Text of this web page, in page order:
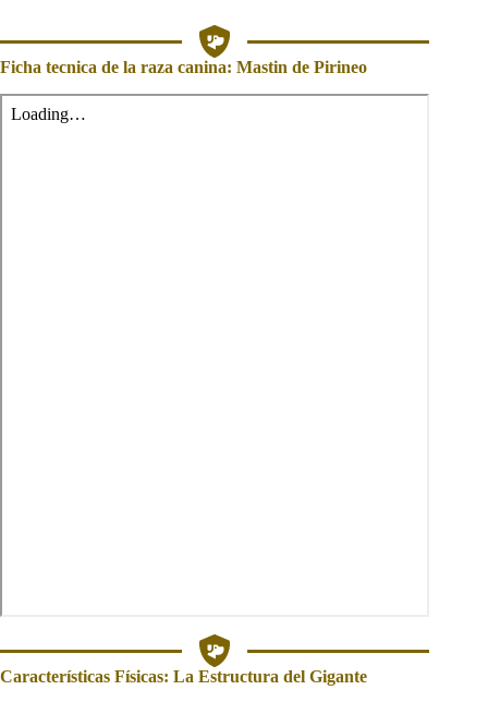
Ficha tecnica de la raza canina: Mastin de Pirineo
Características Físicas: La Estructura del Gigante